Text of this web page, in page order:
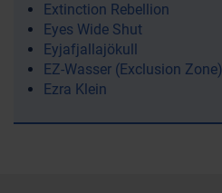
Extinction Rebellion
Eyes Wide Shut
Eyjafjallajökull
EZ-Wasser (Exclusion Zone)
Ezra Klein